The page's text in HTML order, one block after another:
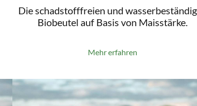
Die schadstofffreien und
Biobeutel auf Basis von Maisstärke.
Mehr erfahren